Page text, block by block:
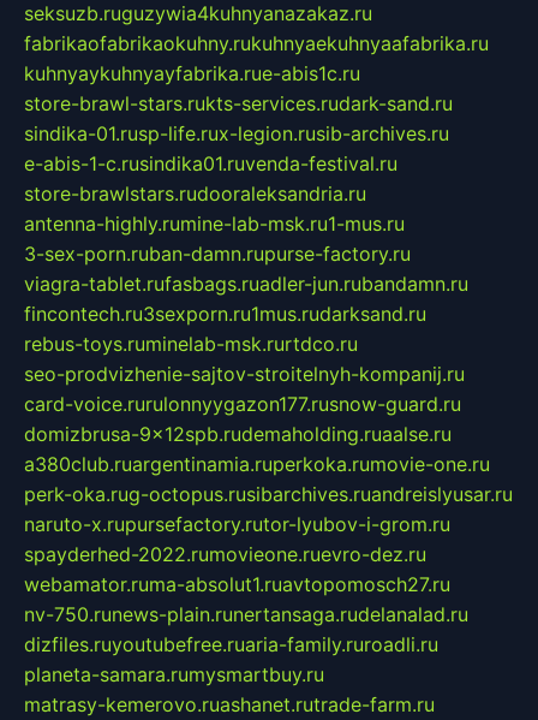
seksuzb.ruguzywia4kuhnyanazakaz.ru
fabrikaofabrikaokuhny.rukuhnyaekuhnyaafabrika.ru
kuhnyaykuhnyayfabrika.rue-abis1c.ru
store-brawl-stars.rukts-services.rudark-sand.ru
sindika-01.rusp-life.rux-legion.rusib-archives.ru
e-abis-1-c.rusindika01.ruvenda-festival.ru
store-brawlstars.rudooraleksandria.ru
antenna-highly.rumine-lab-msk.ru1-mus.ru
3-sex-porn.ruban-damn.rupurse-factory.ru
viagra-tablet.rufasbags.ruadler-jun.rubandamn.ru
fincontech.ru3sexporn.ru1mus.rudarksand.ru
rebus-toys.ruminelab-msk.rurtdco.ru
seo-prodvizhenie-sajtov-stroitelnyh-kompanij.ru
card-voice.rurulonnyygazon177.rusnow-guard.ru
domizbrusa-9x12spb.rudemaholding.ruaalse.ru
a380club.ruargentinamia.ruperkoka.rumovie-one.ru
perk-oka.rug-octopus.rusibarchives.ruandreislyusar.ru
naruto-x.rupursefactory.rutor-lyubov-i-grom.ru
spayderhed-2022.rumovieone.ruevro-dez.ru
webamator.ruma-absolut1.ruavtopomosch27.ru
nv-750.runews-plain.runertansaga.rudelanalad.ru
dizfiles.ruyoutubefree.ruaria-family.ruroadli.ru
planeta-samara.rumysmartbuy.ru
matrasy-kemerovo.ruashanet.rutrade-farm.ru